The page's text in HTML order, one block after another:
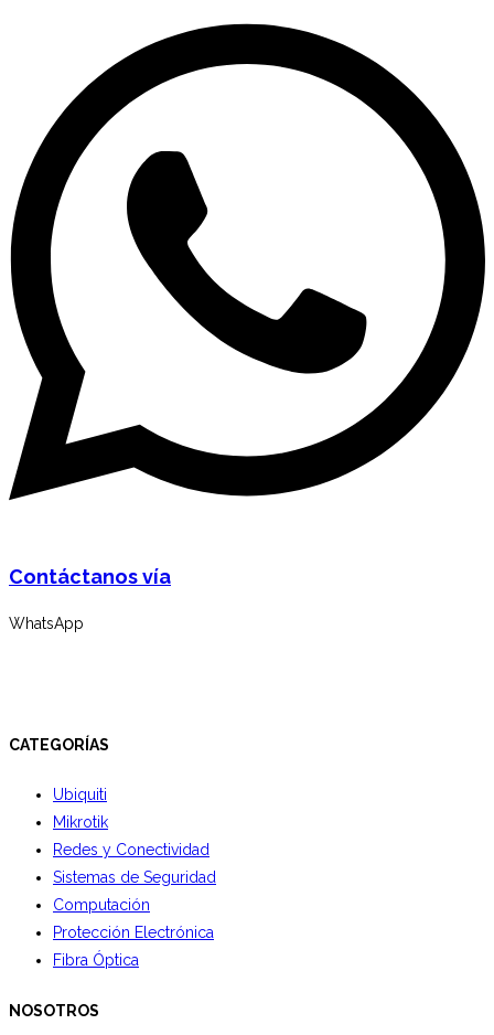
Contáctanos vía
WhatsApp
CATEGORÍAS
Ubiquiti
Mikrotik
Redes y Conectividad
Sistemas de Seguridad
Computación
Protección Electrónica
Fibra Óptica
NOSOTROS